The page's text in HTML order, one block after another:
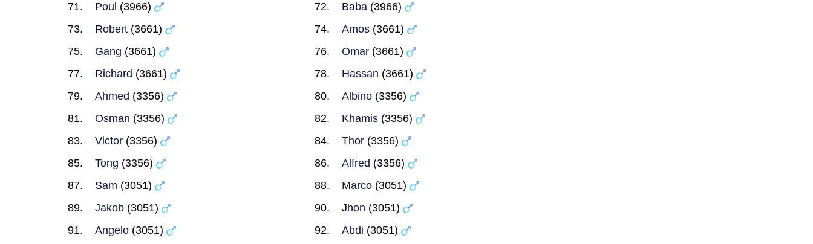
Poul (3966) Baba(3966)
Robert (3661) Amos(3661)
Gang (3661) Omar(3661)
Richard (3661) Hassan (3661)
Ahmed (3356) Albino(3356)
Osman (3356) Khamis(3356)
Victor (3356) Thor(3356)
Tong (3356) Alfred (3356)
Sam (3051) Marco(3051)
Jakob (3051) Jhon (3051)
Angelo (3051) Abdi (3051)